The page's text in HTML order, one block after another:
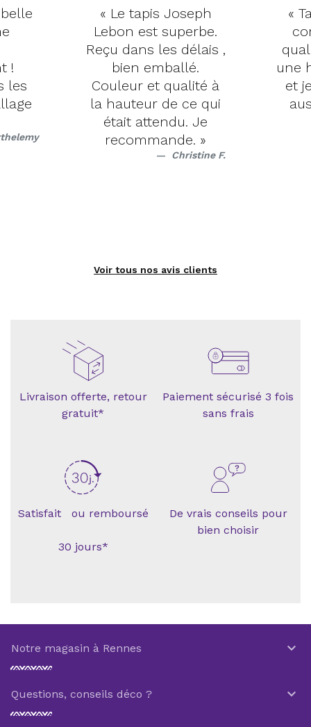
!
les
« Le tapis Joseph
Lebon est superbe.
Reçu dans les délais ,
bien emballé.
Couleur et qualité à
la hauteur de ce qui
était attendu. Je
recommande. »
Christine F.
«
une
et
Voir tous nos avis clients
Livraison offerte, retour
gratuit*
Paiement sécurisé 3 fois
sans frais
Satisfait ou remboursé
30 jours*
De vrais conseils pour
bien choisir
Notre magasin à Rennes 
Questions, conseils déco ? 